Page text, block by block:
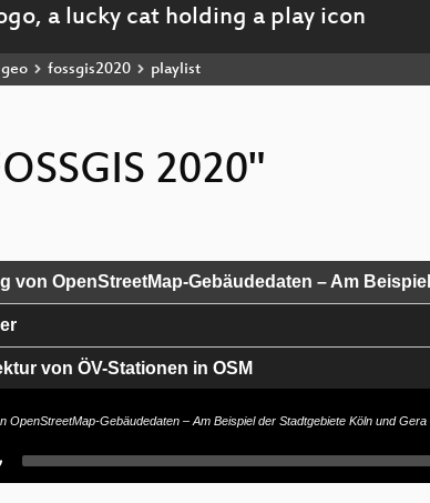
geo fossgis2020 playlist
2020"
von OpenStreetMap-Gebäudedaten – Am
von ÖV-Stationen in OSM
wie es weitergeht
OpenStreetMap-Gebäudedaten – Am Beispiel der Stadtgebiete Köln und Gera